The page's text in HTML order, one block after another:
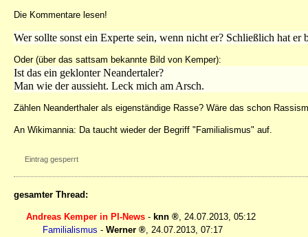
Die Kommentare lesen!
Wer sollte sonst ein Experte sein, wenn nicht er? Schließlich hat er
Oder (über das sattsam bekannte Bild von Kemper):
Ist das ein geklonter Neandertaler?
Man wie der aussieht. Leck mich am Arsch.
Zählen Neanderthaler als eigenständige Rasse? Wäre das schon
An Wikimannia: Da taucht wieder der Begriff "Familialismus" auf.
Eintrag gesperrt
gesamter Thread:
Andreas Kemper in PI-News - knn , 24.07.2013, 05:12
Familialismus - Werner , 24.07.2013, 07:17